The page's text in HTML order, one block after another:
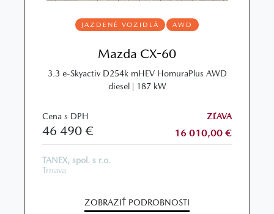
JAZDENÉ VOZIDLÁ AWD
Mazda CX-60
3.3 e-Skyactiv D254k mHEV HomuraPlus AWD
diesel | 187 kW
Cena s DPH
46 490 €
ZĽAVA
16 010,00 €
TANEX, spol. s r.o.
Trnava
ZOBRAZIŤ PODROBNOSTI